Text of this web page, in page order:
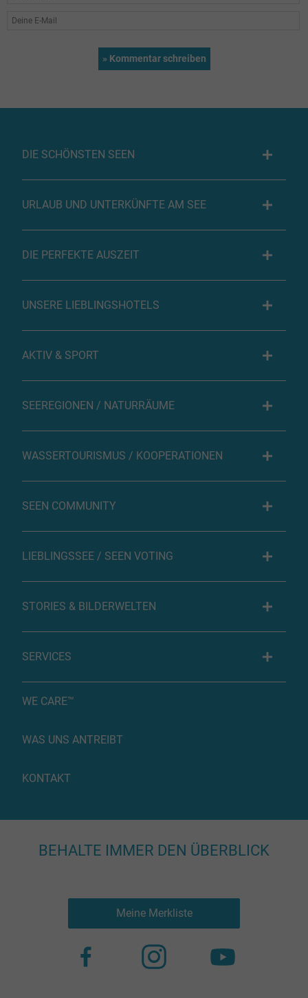
DIE SCHÖNSTEN SEEN
URLAUB UND UNTERKÜNFTE AM SEE
DIE PERFEKTE AUSZEIT
UNSERE LIEBLINGSHOTELS
AKTIV & SPORT
SEEREGIONEN / NATURRÄUME
WASSERTOURISMUS / KOOPERATIONEN
SEEN COMMUNITY
LIEBLINGSSEE / SEEN VOTING
STORIES & BILDERWELTEN
SERVICES
WE CARE™
WAS UNS ANTREIBT
KONTAKT
BEHALTE IMMER DEN ÜBERBLICK
Meine Merkliste